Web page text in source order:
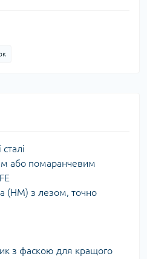
або помаранчевим
(HМ) з лезом, точно
з фаскою для кращого